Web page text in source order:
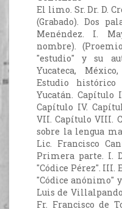
El limo. Sr. Dr. D.
(Grabado). Dos
Menéndez. I.
nombre).
"estudio" y su
Yucateca,
Estudio
Yucatán.
Capítulo IV.
VII. Capítulo VIII.
sobre la lengua
Lic. Francisco
Primera parte. I.
"Códice Pérez". III.
"Códice anónimo"
Luis de
Fr. Francisco de